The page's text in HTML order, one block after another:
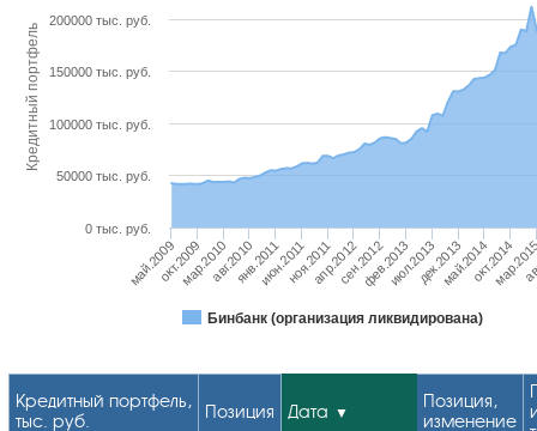
Кредитный портфель
Бинбанк (организация ликвидирована)
май.2009 янв.2011 сен.2012 май.2014
окт.2009мар.2010авг.2010июн.2011ноя.2011апр.2012фев.2013июл.2013дек.2013окт.2014
0 тыс. руб.
50000 тыс. руб.
100000 тыс. руб.
150000 тыс. руб.
200000 тыс. руб.
Кредитный портфель,
тыс. руб.
Позиция Дата
Позиция,
изменение